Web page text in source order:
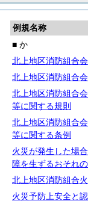
例規名称
■ か
北上地区消防組合
北上地区消防組合
北上地区消防組合
等に関する規則
北上地区消防組合
等に関する条例
火災が発生した場
障を生ずるおそれ
北上地区消防組合
火災予防上安全と